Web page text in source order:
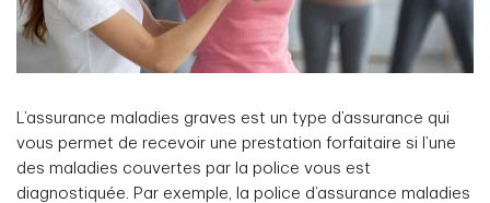
L’assurance maladies graves est un type d’assurance qui
vous permet de recevoir une prestation forfaitaire si l’une
des maladies couvertes par la police vous est
diagnostiquée. Par exemple, la police d’assurance maladies